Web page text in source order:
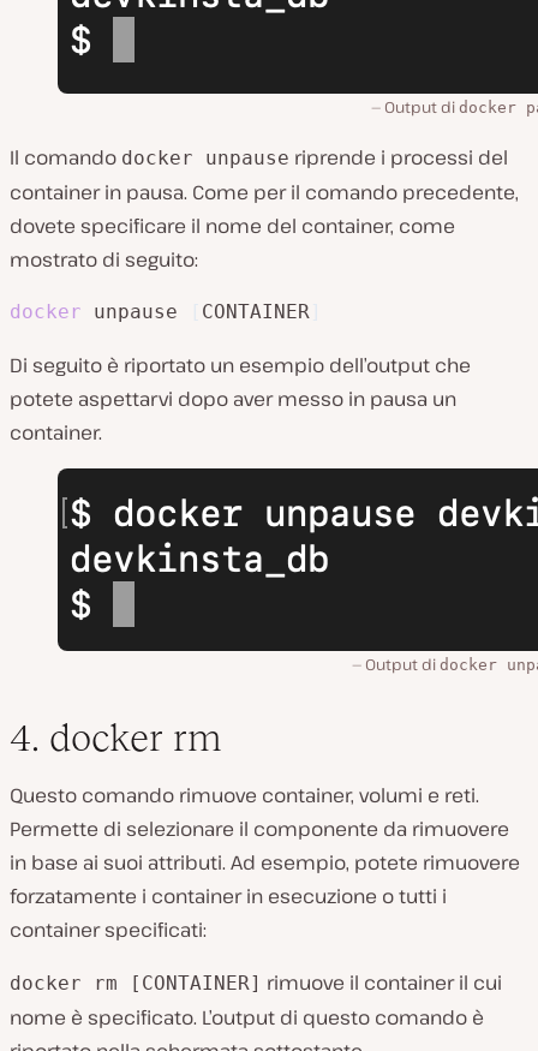
Output di docker
Il comando docker unpause riprende i processi del
container in pausa. Come per il comando precedente,
dovete specificare il nome del container, come
mostrato di seguito:
docker unpause CONTAINER
Di seguito è riportato un esempio dell’output che
potete aspettarvi dopo aver messo in pausa un
container.
Output di docker
4. docker rm
Questo comando rimuove container, volumi e reti.
Permette di selezionare il componente da rimuovere
in base ai suoi attributi. Ad esempio, potete rimuovere
forzatamente i container in esecuzione o tutti i
container specificati:
docker rm [CONTAINER] rimuove il container il cui
nome è specificato. L’output di questo comando è